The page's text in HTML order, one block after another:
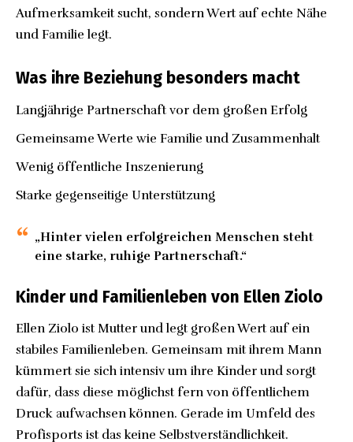
Aufmerksamkeit sucht, sondern Wert auf echte Nähe
und Familie legt.
Was ihre Beziehung besonders macht
Langjährige Partnerschaft vor dem großen Erfolg
Gemeinsame Werte wie Familie und Zusammenhalt
Wenig öffentliche Inszenierung
Starke gegenseitige Unterstützung
„Hinter vielen erfolgreichen Menschen steht
eine starke, ruhige Partnerschaft.“
Kinder und Familienleben von Ellen Ziolo
Ellen Ziolo ist Mutter und legt großen Wert auf ein
stabiles Familienleben. Gemeinsam mit ihrem Mann
kümmert sie sich intensiv um ihre Kinder und sorgt
dafür, dass diese möglichst fern von öffentlichem
Druck aufwachsen können. Gerade im Umfeld des
Profisports ist das keine Selbstverständlichkeit.